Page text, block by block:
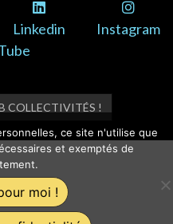
Linkedin
Instagram
COLLECTIVITÉS !
ce site n'utilise que
et exemptés de
moi !